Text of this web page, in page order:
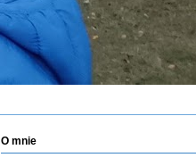
O mnie